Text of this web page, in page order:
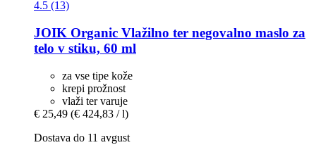
4.5 (13)
JOIK Organic Vlažilno ter negovalno maslo za
telo v stiku, 60 ml
za vse tipe kože
krepi prožnost
vlaži ter varuje
€ 25,49 (€ 424,83 / l)
Dostava do 11 avgust